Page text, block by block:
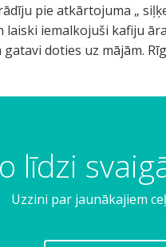
pie atkārtojuma „
laiski iemalkojuši kafiju
doties uz mājām.
līdzi
Uzzini par jaunākajiem